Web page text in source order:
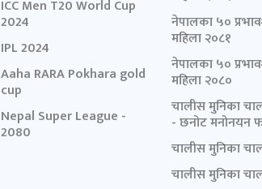
ICC Men T20 World Cup
2024
IPL 2024
Aaha RARA Pokhara gold
cup
Nepal Super League -
2080
नेपालका ५०
महिला २०८१
नेपालका ५०
महिला २०८०
चालीस मुनिका
- छनोट मनोनयन
चालीस मुनिका
चालीस मुनिका